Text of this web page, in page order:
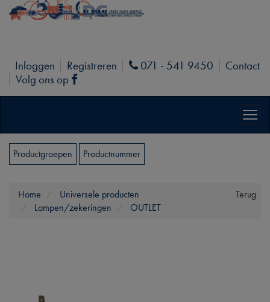
Inloggen Registreren Phone
071 - 541 9450
Contact
Volg ons op
Facebook
Productgroepen Productnummer
Terug
Home
Universele producten
Lampen/zekeringen
OUTLET